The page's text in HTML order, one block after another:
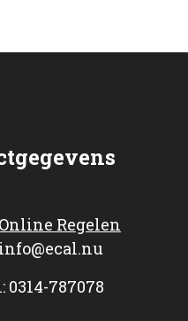
Online Regelen
0314-787078